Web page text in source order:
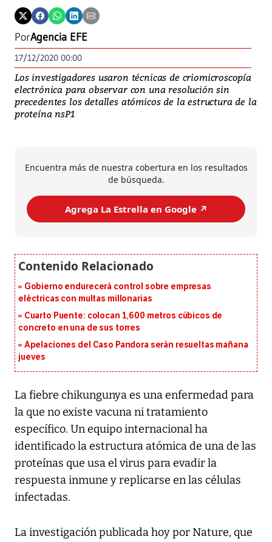
PorAgencia EFE
17/12/2020 00:00
Los investigadores usaron técnicas de criomicroscopía
electrónica para observar con una resolución sin
precedentes los detalles atómicos de la estructura de la
proteína nsP1
Encuentra más de nuestra cobertura en los resultados
de búsqueda.
Agrega La Estrella en Google ↗️
Gobierno endurecerá control sobre empresas
eléctricas con multas millonarias
Cuarto Puente: colocan 1,600 metros cúbicos de
concreto en una de sus torres
Apelaciones del Caso Pandora serán resueltas mañana
jueves
La fiebre chikungunya es una enfermedad para
la que no existe vacuna ni tratamiento
específico. Un equipo internacional ha
identificado la estructura atómica de una de las
proteínas que usa el virus para evadir la
respuesta inmune y replicarse en las células
infectadas.
La investigación publicada hoy por Nature, que